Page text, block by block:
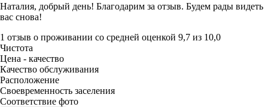
Наталия, добрый день! Благодарим за отзыв. Будем рады видеть
вас снова!
1 отзыв о проживании со средней оценкой 9,7 из 10,0
Чистота
Цена - качество
Качество обслуживания
Расположение
Своевременность заселения
Соответствие фото